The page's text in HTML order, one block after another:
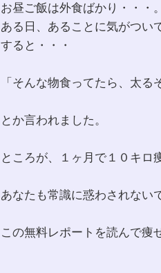
お昼ご飯は外食ばかり・・・。
ある日、あることに気がつい
すると・・・
「そんな物食ってたら、太る
とか言われました。
ところが、１ヶ月で１０キロ
あなたも常識に惑わされない
この無料レポートを読んで痩